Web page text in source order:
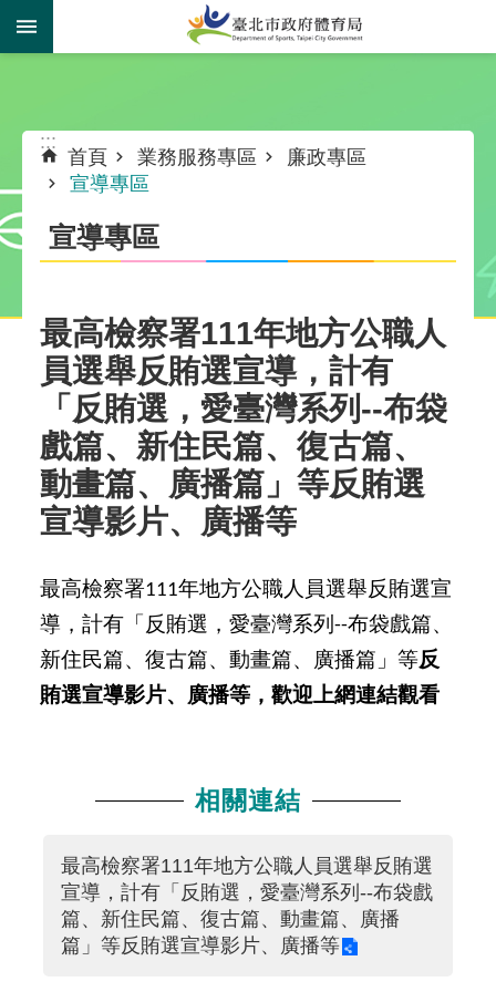
跳到主要內容區塊
:::
首頁 業務服務專區
廉政專區
宣導專區
宣導專區
最高檢察署111年地方公職人
員選舉反賄選宣導，計有
「反賄選，愛臺灣系列--布袋
戲篇、新住民篇、復古篇、
動畫篇、廣播篇」等反賄選
宣導影片、廣播等
最高檢察署111年地方公職人員選舉反賄選宣
導，計有 「反賄選，愛臺灣系列--布袋戲篇、
新住民篇、復古篇、動畫篇、廣播篇」等反
賄選宣導影片、廣播等，歡迎上網連結觀看
相關連結
最高檢察署111年地方公職人員選舉反賄選
宣導，計有「反賄選，愛臺灣系列--布袋戲
篇、新住民篇、復古篇、動畫篇、廣播
篇」等反賄選宣導影片、廣播等